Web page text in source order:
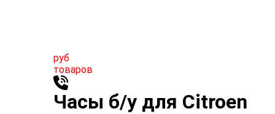
руб
товаров
Часы б/у для Citroen